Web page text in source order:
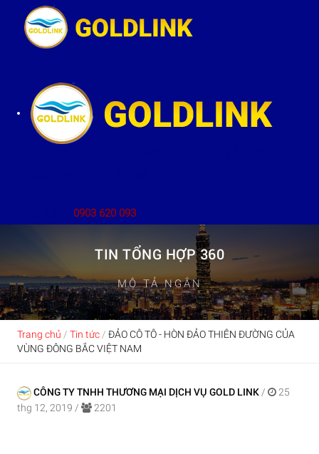
0903 620 093
TIN TỔNG HỢP 360
MÔ TẢ NGẮN
Trang chủ / Tin tức/ ĐẢO CÔ TÔ - HÒN ĐẢO THIÊN ĐƯỜNG CỦA
VÙNG ĐÔNG BẮC VIỆT NAM
CÔNG TY TNHH THƯƠNG MẠI DỊCH VỤ GOLD LINK/
25
thg 12, 2019 / 2201